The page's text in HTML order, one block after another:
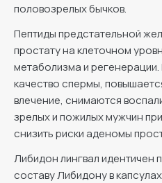
половозрелых бычков.
Пептиды предстательной
простату на клеточном
метаболизма и регенерации.
качество спермы,
влечение, снимаются
зрелых и пожилых мужчин
снизить риски аденомы
Либидон лингвал идентичен
составу Либидону в